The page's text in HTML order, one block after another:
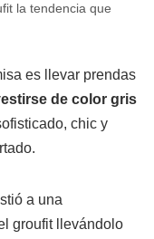
la tendencia que
es llevar prendas
de color gris
chic y
a una
groufit llevándolo